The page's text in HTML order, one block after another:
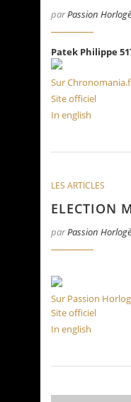
parPassion
Patek Philippe
Sur
Site officiel
In english
LES ARTICLES
ELECTION
parPassion
Sur Passion
Site officiel
In english